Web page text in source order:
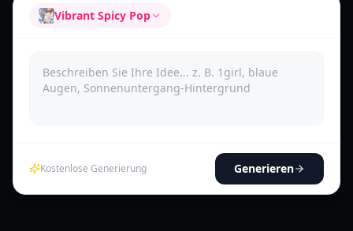
Vibrant Spicy Pop
Kostenlose Generierung Generieren